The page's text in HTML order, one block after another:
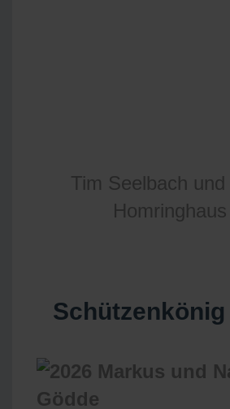
Tim Seelbach und
Homringhaus
Schützenkönig